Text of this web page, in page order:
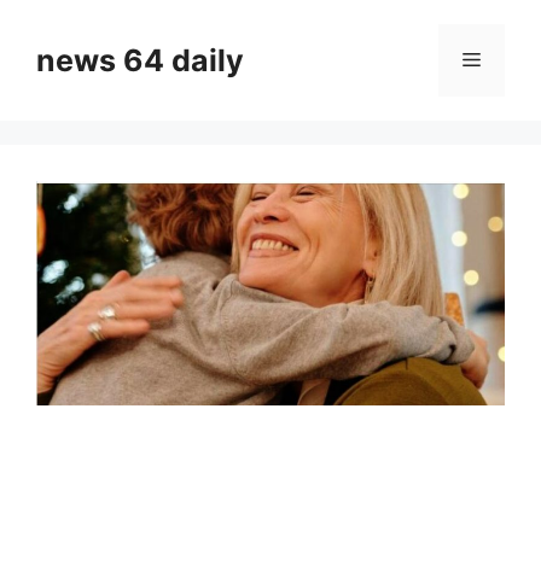
contentnews 64 daily Menu